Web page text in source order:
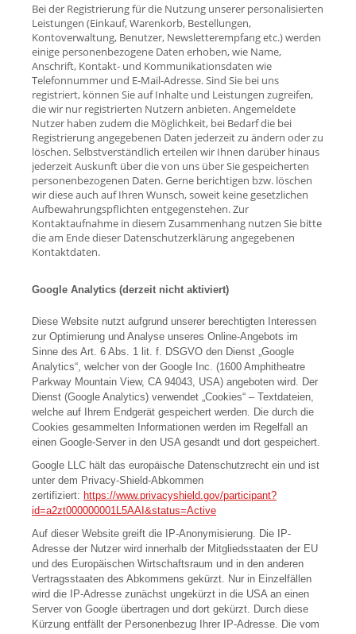
Bei der Registrierung für die Nutzung unserer personalisierten
Leistungen (Einkauf, Warenkorb, Bestellungen,
Kontoverwaltung, Benutzer, Newsletterempfang etc.) werden
einige personenbezogene Daten erhoben, wie Name,
Anschrift, Kontakt- und Kommunikationsdaten wie
Telefonnummer und E-Mail-Adresse. Sind Sie bei uns
registriert, können Sie auf Inhalte und Leistungen zugreifen,
die wir nur registrierten Nutzern anbieten. Angemeldete
Nutzer haben zudem die Möglichkeit, bei Bedarf die bei
Registrierung angegebenen Daten jederzeit zu ändern oder zu
löschen. Selbstverständlich erteilen wir Ihnen darüber hinaus
jederzeit Auskunft über die von uns über Sie gespeicherten
personenbezogenen Daten. Gerne berichtigen bzw. löschen
wir diese auch auf Ihren Wunsch, soweit keine gesetzlichen
Aufbewahrungspflichten entgegenstehen. Zur
Kontaktaufnahme in diesem Zusammenhang nutzen Sie bitte
die am Ende dieser Datenschutzerklärung angegebenen
Kontaktdaten.
Google Analytics (derzeit nicht aktiviert)
Diese Website nutzt aufgrund unserer berechtigten Interessen
zur Optimierung und Analyse unseres Online-Angebots im
Sinne des Art. 6 Abs. 1 lit. f. DSGVO den Dienst „Google
Analytics“, welcher von der Google Inc. (1600 Amphitheatre
Parkway Mountain View, CA 94043, USA) angeboten wird. Der
Dienst (Google Analytics) verwendet „Cookies“ – Textdateien,
welche auf Ihrem Endgerät gespeichert werden. Die durch die
Cookies gesammelten Informationen werden im Regelfall an
einen Google-Server in den USA gesandt und dort gespeichert.
Google LLC hält das europäische Datenschutzrecht ein und ist
unter dem Privacy-Shield-Abkommen
zertifiziert: https://www.privacyshield.gov/participant?
id=a2zt000000001L5AAI&status=Active
Auf dieser Website greift die IP-Anonymisierung. Die IP-
Adresse der Nutzer wird innerhalb der Mitgliedsstaaten der EU
und des Europäischen Wirtschaftsraum und in den anderen
Vertragsstaaten des Abkommens gekürzt. Nur in Einzelfällen
wird die IP-Adresse zunächst ungekürzt in die USA an einen
Server von Google übertragen und dort gekürzt. Durch diese
Kürzung entfällt der Personenbezug Ihrer IP-Adresse. Die vom